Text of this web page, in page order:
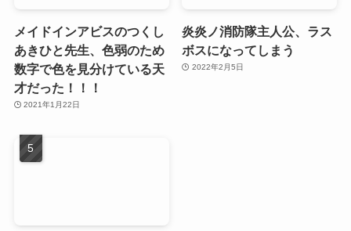
メイドインアビスのつくし
あきひと先生、色弱のため
数字で色を見分けている天
才だった！！！
2021年1月22日
炎炎ノ消防隊主人公、ラス
ボスになってしまう
2022年2月5日